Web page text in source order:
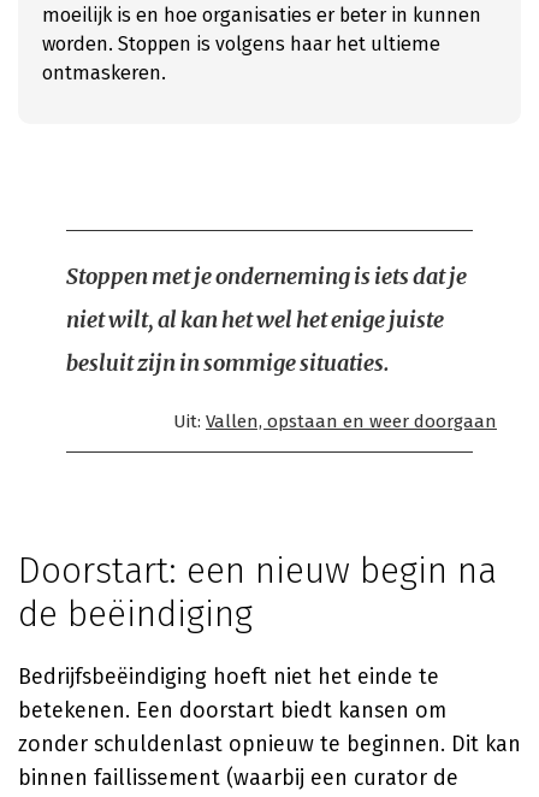
moeilijk is en hoe organisaties er beter in kunnen
worden. Stoppen is volgens haar het ultieme
ontmaskeren.
Stoppen met je onderneming is iets dat je
niet wilt, al kan het wel het enige juiste
besluit zijn in sommige situaties.
Uit: Vallen, opstaan en weer doorgaan
Doorstart: een nieuw begin na
de beëindiging
Bedrijfsbeëindiging hoeft niet het einde te
betekenen. Een doorstart biedt kansen om
zonder schuldenlast opnieuw te beginnen. Dit kan
binnen faillissement (waarbij een curator de